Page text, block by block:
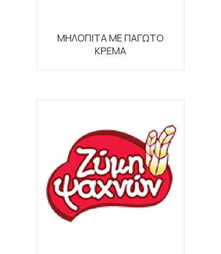
ΜΗΛΟΠΙΤΑ ΜΕ ΠΑΓΩΤΟ
ΚΡΕΜΑ